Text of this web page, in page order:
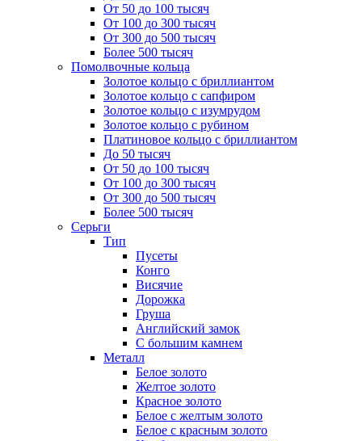
От 50 до 100 тысяч
От 100 до 300 тысяч
От 300 до 500 тысяч
Более 500 тысяч
Помолвочные кольца
Золотое кольцо с бриллиантом
Золотое кольцо с сапфиром
Золотое кольцо с изумрудом
Золотое кольцо с рубином
Платиновое кольцо с бриллиантом
До 50 тысяч
От 50 до 100 тысяч
От 100 до 300 тысяч
От 300 до 500 тысяч
Более 500 тысяч
Серьги
Тип
Пусеты
Конго
Висячие
Дорожка
Груша
Английский замок
С большим камнем
Металл
Белое золото
Желтое золото
Красное золото
Белое с желтым золото
Белое с красным золото